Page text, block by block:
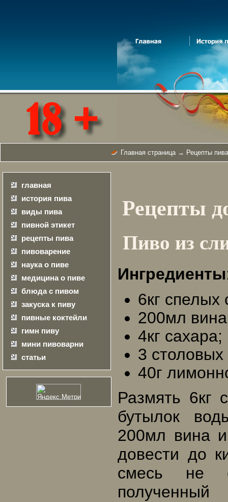
Главная страница→ Рецепты
главная
история пива
виды пива
пивной этикет
рецепты пива
пивоварение
наука о пиве
медицина о пиве
блюда с пивом
закуска к пиву
пивные коктейли
гимн пиву
мини пивоварни
статьи
Рецепты
Пиво из
Ингредиенты
6кг спелых
200мл
4кг сахара;
3
40г
Размять 6кг
бутылок
200мл вина
довести до
смесь не